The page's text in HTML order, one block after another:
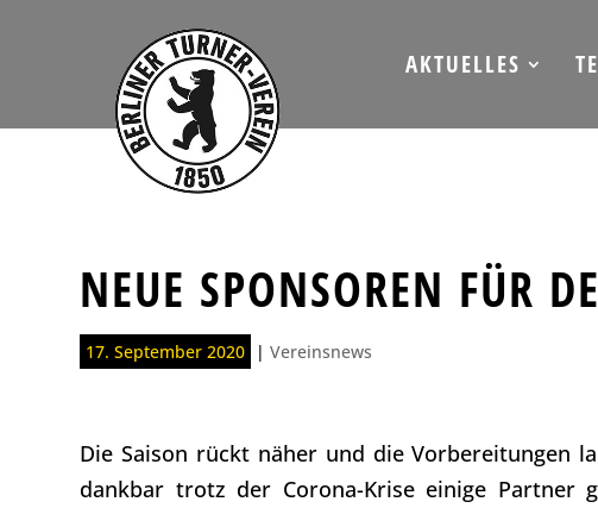
AKTUELLES
NEUE SPONSOREN FÜR
17. September 2020 |Vereinsnews
Die Saison rückt näher und die Vorbereitungen
dankbar trotz der Corona-Krise einige Partner